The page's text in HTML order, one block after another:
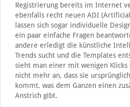
Registrierung bereits im Internet
ebenfalls recht neuen ADI
lassen sich sogar individuelle
ein paar einfache Fragen
andere erledigt die künstliche
Trends sucht und die Templates
sieht man einer mit wenigen
nicht mehr an, dass sie
kommt, was dem Ganzen einen
Anstrich gibt.